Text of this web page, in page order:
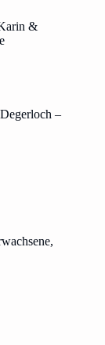
&
–